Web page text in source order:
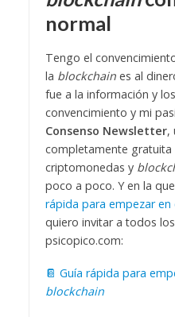
normal
Tengo el
la blockchaines al
fue a la información y
convencimiento y mi
Consenso Newsletter,
completamente gratuita
criptomonedas y
poco a poco. Y en la
rápida para empezar
quiero invitar a todos
psicopico.com:
📔 Guía rápida para
blockchain